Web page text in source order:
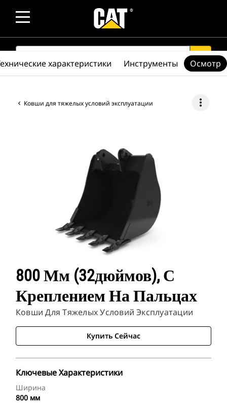
SEARCH search
Ковши для тяжелых условий эксплуатации more_vert
800 Мм (32дюймов), С
Креплением На Пальцах
Ковши Для Тяжелых Условий Эксплуатации
Купить Сейчас
Ключевые Характеристики
Ширина
800 мм
характеристики Инструменты Осмотр